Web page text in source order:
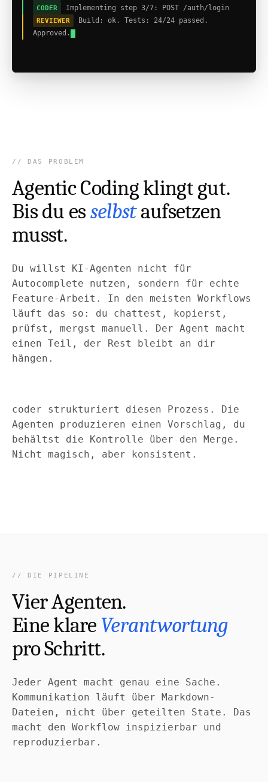
CODER Implementing step 3/7: POST /auth/login
REVIEWER
Build: ok. Tests: 24/24 passed.
Approved.
DAS PROBLEM
Agentic Coding klingt gut.
Bis du esselbstaufsetzen
musst.
Du willst KI-Agenten nicht für
Autocomplete nutzen, sondern für echte
Feature-Arbeit. In den meisten Workflows
läuft das so: du chattest, kopierst,
prüfst, mergst manuell. Der Agent macht
einen Teil, der Rest bleibt an dir
hängen.
coder strukturiert diesen Prozess. Die
Agenten produzieren einen Vorschlag, du
behältst die Kontrolle über den Merge.
Nicht magisch, aber konsistent.
DIE PIPELINE
Vier Agenten.
Eine klareVerantwortung
pro Schritt.
Jeder Agent macht genau eine Sache.
Kommunikation läuft über Markdown-
Dateien, nicht über geteilten State. Das
macht den Workflow inspizierbar und
reproduzierbar.